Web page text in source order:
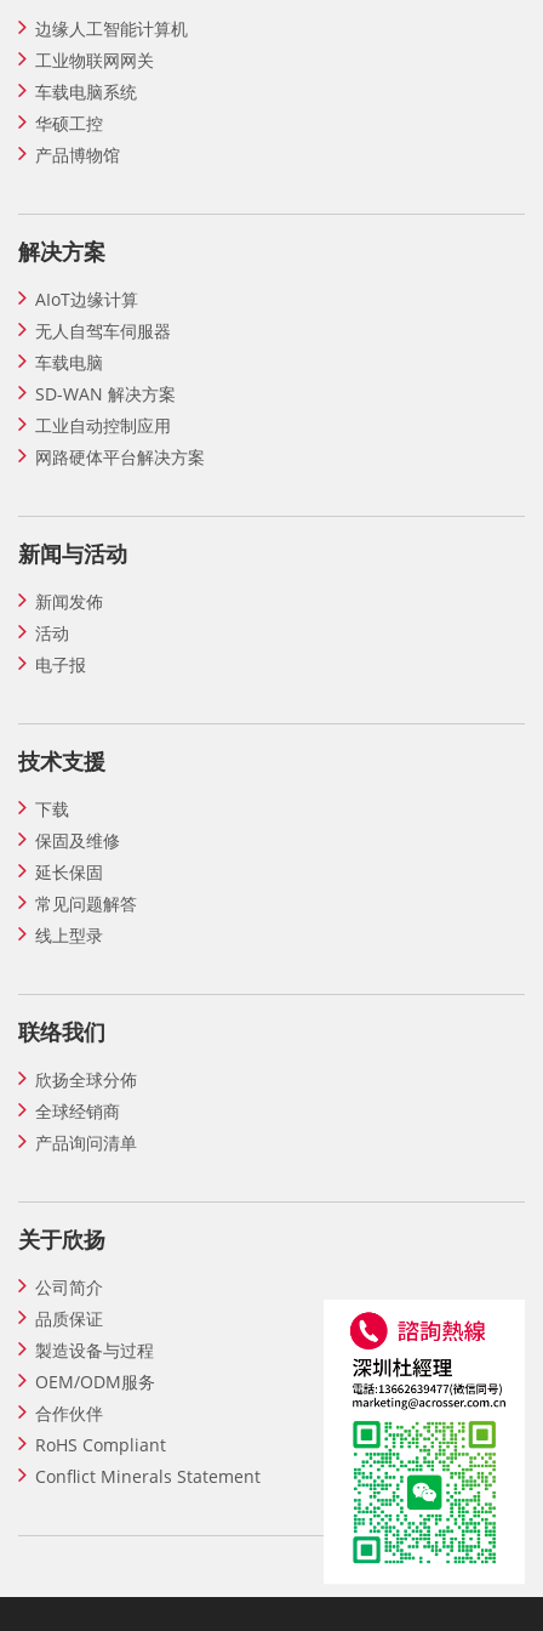
边缘人工智能计算机
工业物联网网关
车载电脑系统
华硕工控
产品博物馆
解决方案
AIoT边缘计算
无人自驾车伺服器
车载电脑
SD-WAN 解决方案
工业自动控制应用
网路硬体平台解决方案
新闻与活动
新闻发佈
活动
电子报
技术支援
下载
保固及维修
延长保固
常见问题解答
线上型录
联络我们
欣扬全球分佈
全球经销商
产品询问清单
关于欣扬
公司简介
品质保证
製造设备与过程
OEM/ODM服务
合作伙伴
RoHS Compliant
Conflict Minerals Statement